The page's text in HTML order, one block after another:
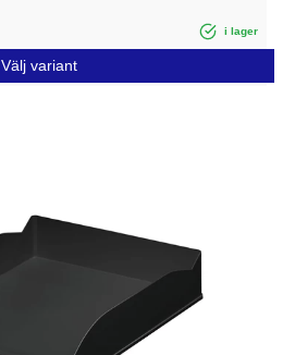
i lager
Välj variant